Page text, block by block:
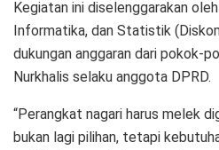
Kegiatan ini diselenggarakan
Informatika, dan Statistik
dukungan anggaran dari pokok-
Nurkhalis selaku anggota DPRD.
“Perangkat nagari harus melek
bukan lagi pilihan, tetapi